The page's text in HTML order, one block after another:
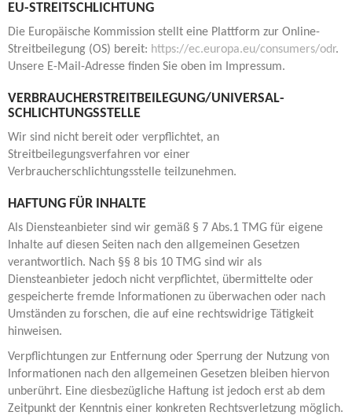
EU-STREITSCHLICHTUNG
Die Europäische Kommission stellt eine Plattform zur Online-
Streitbeilegung (OS) bereit: https://ec.europa.eu/consumers/odr.
Unsere E-Mail-Adresse finden Sie oben im Impressum.
VERBRAUCHER­STREIT­BEILEGUNG/UNIVERSAL­
SCHLICHTUNGS­STELLE
Wir sind nicht bereit oder verpflichtet, an
Streitbeilegungsverfahren vor einer
Verbraucherschlichtungsstelle teilzunehmen.
HAFTUNG FÜR INHALTE
Als Diensteanbieter sind wir gemäß § 7 Abs.1 TMG für eigene
Inhalte auf diesen Seiten nach den allgemeinen Gesetzen
verantwortlich. Nach §§ 8 bis 10 TMG sind wir als
Diensteanbieter jedoch nicht verpflichtet, übermittelte oder
gespeicherte fremde Informationen zu überwachen oder nach
Umständen zu forschen, die auf eine rechtswidrige Tätigkeit
hinweisen.
Verpflichtungen zur Entfernung oder Sperrung der Nutzung von
Informationen nach den allgemeinen Gesetzen bleiben hiervon
unberührt. Eine diesbezügliche Haftung ist jedoch erst ab dem
Zeitpunkt der Kenntnis einer konkreten Rechtsverletzung möglich.